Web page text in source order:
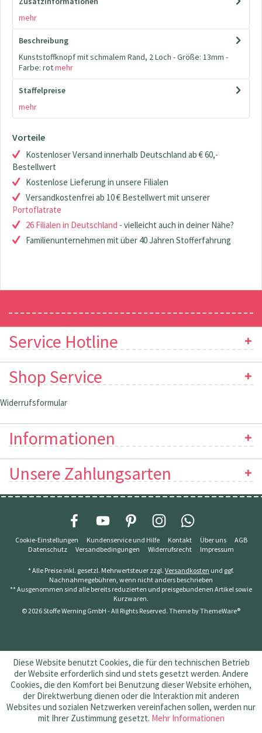
mehr
Beschreibung
Kunststoffknopf mit schmalem Rand, 2 Loch - Größe: 13mm -
Farbe: rotmehr
Staffelpreise
mehr
Vorteile
Kostenloser Versand innerhalb Deutschland ab € 60,-
Bestellwert
Kostenlose Lieferung in unsere Filialen
Versandkostenfrei ab 10 € Bestellwert mit unserer
Portoflatrate
26 Filialen in Deutschland - vielleicht auch in deiner Nähe?
Familienunternehmen mit über 40 Jahren Stofferfahrung
Service Hotline
Shop Service
Widerrufsformular
Informationen
Unsere Zahlungsarten
Cookie-Einstellungen Kundenservice und Hilfe Kontakt Über uns
AGB
Datenschutz
Versandbedingungen Widerrufsrecht Impressum
* Alle Preise inkl. gesetzl. Mehrwertsteuer zzgl. Versandkosten und ggf.
Nachnahmegebühren, wenn nicht anders beschrieben
** Ausgenommen sind alle bereits reduzierten und preisgebundenen Artikel sowie
Kurzwaren.
© 2026 Stoffe Werning GmbH - All Rights Reserved. Theme byThemeWare®
Diese Website benutzt Cookies, die für den technischen Betrieb
der Website erforderlich sind und stets gesetzt werden. Andere
Cookies, die den Komfort bei Benutzung dieser Website erhöhen,
der Direktwerbung dienen oder die Interaktion mit anderen
Websites und sozialen Netzwerken vereinfachen sollen, werden nur
mit Ihrer Zustimmung gesetzt. Mehr Informationen